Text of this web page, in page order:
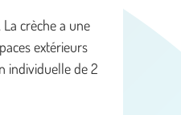
La crèche a une
extérieurs
individuelle de 2